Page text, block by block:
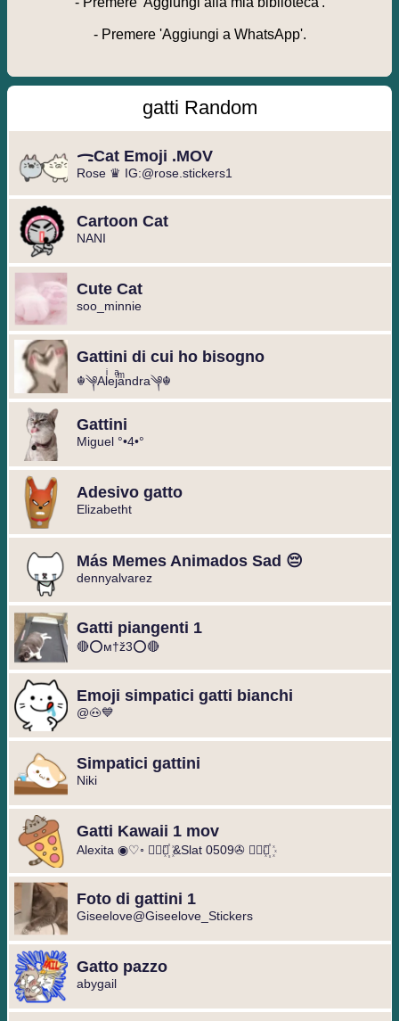
- Premere 'Aggiungi a WhatsApp'.
gatti Random
ᯏCat Emoji .MOV
Rose ♛ IG:@rose.stickers1
Cartoon Cat
NANI
Cute Cat
soo_minnie
Gattini di cui ho bisogno
☬༆Alͥejͣaͫndra༆☬
Gattini
Miguel °•4•°
Adesivo gatto
Elizabetht
Más Memes Animados Sad 😔
dennyalvarez
Gatti piangenti 1
🔴⭕м†ž3⭕🔴
Emoji simpatici gatti bianchi
@🐽💙
Simpatici gattini
Niki
Gatti Kawaii 1 mov
Alexita ◉♡◦ ◐⃢⃟꙰ &Slat ️0509✇ ◐⃢⃟꙰
Foto di gattini 1
Giseelove@Giseelove_Stickers
Gatto pazzo
abygail